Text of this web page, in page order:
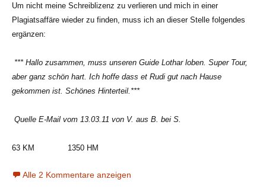
Um nicht meine Schreiblizenz zu verlieren und mich in einer
Plagiatsaffäre wieder zu finden, muss ich an dieser Stelle folgendes
ergänzen:
*** Hallo zusammen, muss unseren Guide Lothar loben. Super Tour,
aber ganz schön hart. Ich hoffe dass et Rudi gut nach Hause
gekommen ist. Schönes Hinterteil.***
Quelle E-Mail vom 13.03.11 von V. aus B. bei S.
63 KM 1350 HM
Alle 2 Kommentare anzeigen